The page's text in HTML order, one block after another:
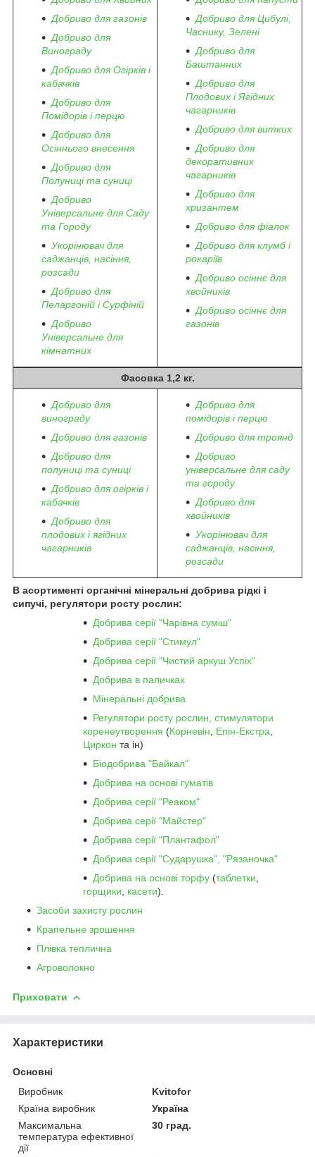
Добриво для газонів
Добриво для
Винограду
Добриво для Огірків і
кабачків
Добриво для
Помідорів і перцю
Добриво для
Осіннього внесення
Добриво для
Полуниці та суниці
Добриво
Універсальне для Саду
та Городу
Укорінювач для
саджанців, насіння,
розсади
Добриво для
Пеларгоній і Сурфіній
Добриво
Універсальне для
кімнатних
Добриво для Цибулі,
Часнику, Зелені
Добриво для
Баштанних
Добриво для
Плодових і Ягідних
чагарників
Добриво для витких
Добриво для
декоративних
чагарників
Добриво для
хризантем
Добриво для фіалок
Добриво для клумб і
рокаріїв
Добриво осіннє для
хвойників
Добриво осіннє для
газонів
Фасовка 1,2 кг.
Добриво для
винограду
Добриво для газонів
Добриво для
полуниці та суниці
Добриво для огірків і
кабачків
Добриво для
плодових і ягідних
чагарників
Добриво для
помідорів і перцю
Добриво для троянд
Добриво
універсальне для саду
та городу
Добриво для
хвойників
Укорінювач для
саджанців, насіння,
розсади
В асортименті органічні мінеральні добрива рідкі і
сипучі, регулятори росту рослин:
Добрива серії "Чарівна суміш"
Добрива серії "Стимул"
Добрива серії "Чистий аркуш Успіх"
Добрива в паличках
Мінеральні добрива
Регулятори росту рослин, стимулятори
коренеутворення (Корневін Епін-Екстра
Циркон та ін)
Біодобрива "Байкал"
Добрива на основі гуматів
Добрива серії "Реаком"
Добрива серії "Майстер"
Добрива серії "Плантафол"
Добрива серії "Сударушка", "Рязаночка"
Добрива на основі торфу (таблетки
горщики
касети).
Засоби захисту рослин
Крапельне зрошення
Плівка теплична
Агроволокно
Приховати
Характеристики
Основні
Виробник
Kvitofor
Країна виробник
Україна
Максимальна
температура ефективної
дії
30 град.